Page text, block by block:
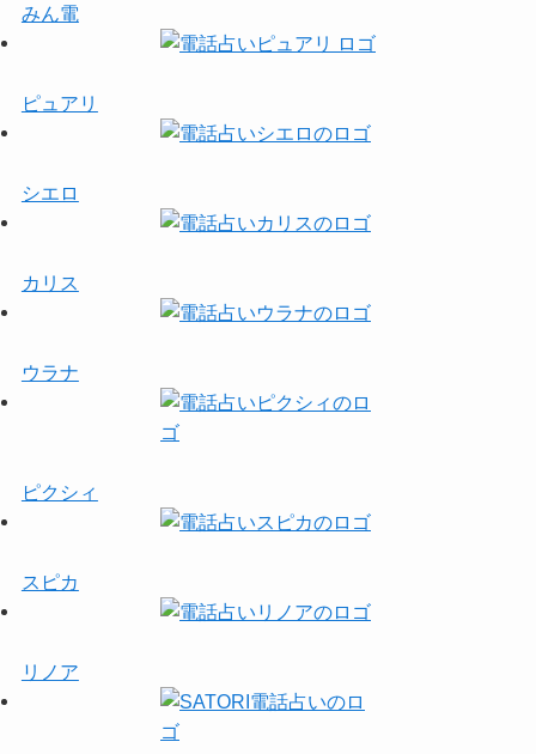
みん電
ピュアリ
シエロ
カリス
ウラナ
ピクシィ
スピカ
リノア